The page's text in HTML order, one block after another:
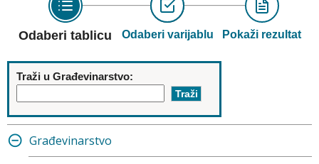
Odaberi tablicu Odaberi varijablu Pokaži rezultat
Traži u Građevinarstvo:
Građevinarstvo